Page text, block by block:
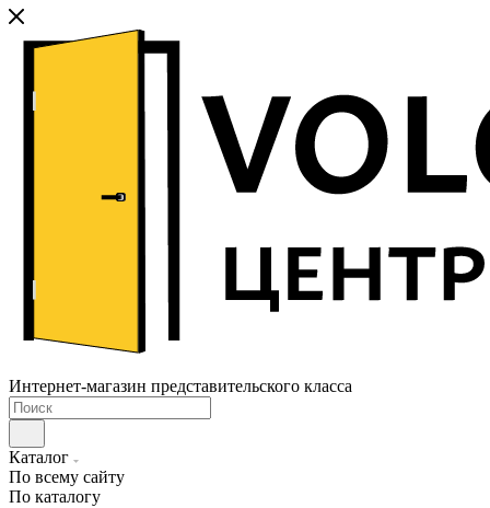
Интернет-магазин представительского класса
Каталог
По всему сайту
По каталогу